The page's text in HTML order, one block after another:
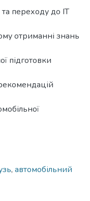
переходу до ІТ
отриманні знань
підготовки
, автомобільний